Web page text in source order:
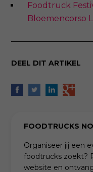
Foodtruck
Bloemencorso
DEEL DIT ARTIKEL
FOODTRUCKS
Organiseer jij een
foodtrucks zoekt?
website en